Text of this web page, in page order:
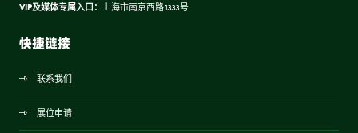
VIP及媒体专属入口： 上海市南京西路1333号
快捷链接
联系我们
展位申请